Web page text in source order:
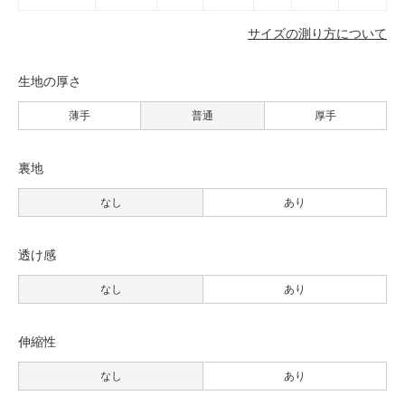
サイズの測り方について
生地の厚さ
薄手 普通 厚手
裏地
なし あり
透け感
なし あり
伸縮性
なし あり